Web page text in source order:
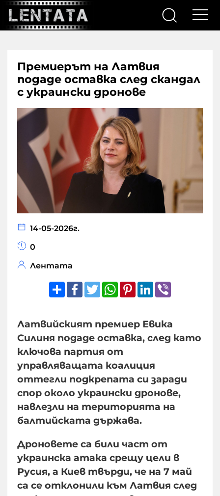
Премиерът на Латвия
подаде оставка след скандал
с украински дронове
14-05-2026г.
0
Лентата
ShareFacebook
TwitterWhatsApp
Pinterest
LinkedIn
Латвийският премиер Евика
Силиня подаде оставка, след като
ключова партия от
управляващата коалиция
оттегли подкрепата си заради
спор около украински дронове,
навлезли на територията на
балтийската държава.
Дроновете са били част от
украинска атака срещу цели в
Русия, а Киев твърди, че на 7 май
са се отклонили към Латвия след